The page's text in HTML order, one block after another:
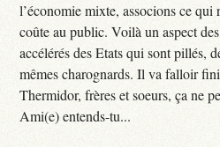
l’économie mixte, associons ce qui
coûte au public. Voilà un aspect
accélérés des Etats qui sont pillés,
mêmes charognards. Il va falloir
Thermidor, frères et soeurs, ça ne
Ami(e) entends-tu...